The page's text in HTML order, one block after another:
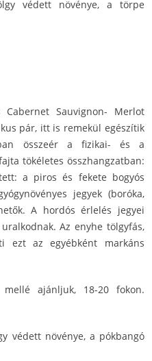
védett növénye, a törpe
Cabernet Sauvignon- Merlot
pár, itt is remekül egészítik
összeér a fizikai- és a
tökéletes összhangzatban:
a piros és fekete bogyós
jegyek (boróka,
A hordós érlelés jegyei
Az enyhe tölgyfás,
ezt az egyébként markáns
ajánljuk, 18-20 fokon.
védett növénye, a pókbangó